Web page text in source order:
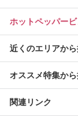
ホットペッパー
近くのエリアか
オススメ特集か
関連リンク